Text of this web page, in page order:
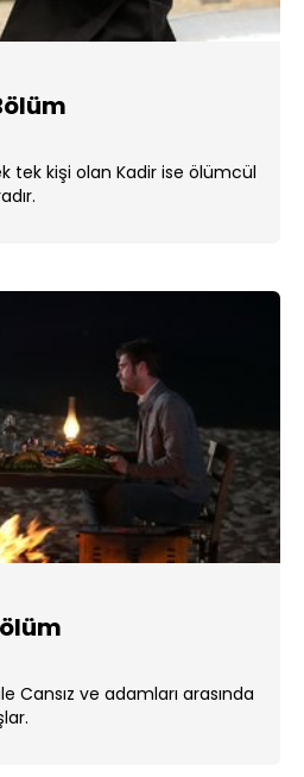
tek kişi olan Kadir ise ölümcül
Cansız ve adamları arasında